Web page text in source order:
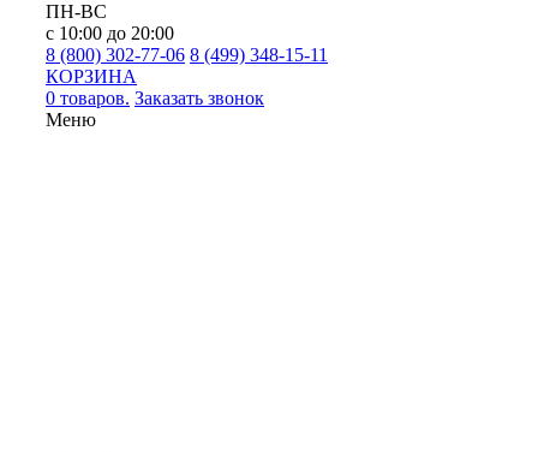
ПН-ВС
с 10:00 до 20:00
8 (800) 302-77-06 8 (499) 348-15-11
КОРЗИНА
0 товаров. Заказать звонок
Меню